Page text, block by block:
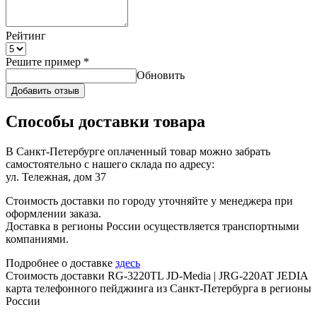
Рейтинг
Решите пример *
Обновить
Добавить отзыв
Способы доставки товара
В Санкт-Петербурге оплаченный товар можно забрать
самостоятельно с нашего склада по адресу:
ул. Тележная, дом 37
Стоимость доставки по городу уточняйте у менеджера при
оформлении заказа.
Доставка в регионы России осуществляется транспортными
компаниями.
Подробнее о доставке здесь
Стоимость доставки RG-3220TL JD-Media | JRG-220AT JEDIA
карта телефонного пейджинга из Санкт-Петербурга в регионы
России